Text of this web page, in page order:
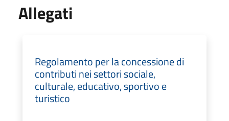
Allegati
Regolamento per la concessione di
contributi nei settori sociale,
culturale, educativo, sportivo e
turistico